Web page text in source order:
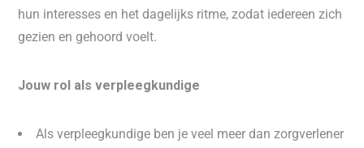
hun interesses en het dagelijks ritme, zodat iedereen zich
gezien en gehoord voelt.
Jouw rol als verpleegkundige
Als verpleegkundige ben je veel meer dan zorgverlener